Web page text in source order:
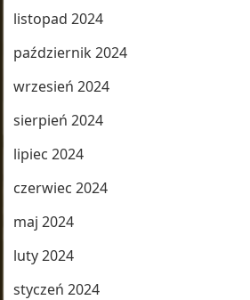
listopad 2024
październik 2024
wrzesień 2024
sierpień 2024
lipiec 2024
czerwiec 2024
maj 2024
luty 2024
styczeń 2024